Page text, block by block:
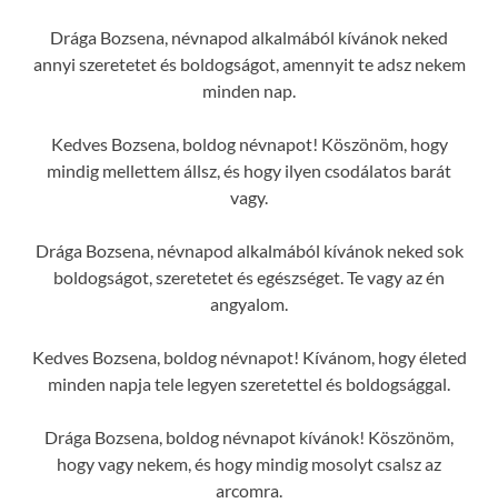
Drága Bozsena, névnapod alkalmából kívánok neked
annyi szeretetet és boldogságot, amennyit te adsz nekem
minden nap.
Kedves Bozsena, boldog névnapot! Köszönöm, hogy
mindig mellettem állsz, és hogy ilyen csodálatos barát
vagy.
Drága Bozsena, névnapod alkalmából kívánok neked sok
boldogságot, szeretetet és egészséget. Te vagy az én
angyalom.
Kedves Bozsena, boldog névnapot! Kívánom, hogy életed
minden napja tele legyen szeretettel és boldogsággal.
Drága Bozsena, boldog névnapot kívánok! Köszönöm,
hogy vagy nekem, és hogy mindig mosolyt csalsz az
arcomra.